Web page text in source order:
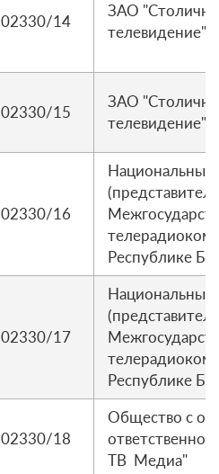
02330/14
ЗАО
телевидение"
02330/15
ЗАО
телевидение"
02330/16
Национальный
Республике
02330/17
Национальный
Республике
02330/18
Общество с
ТВ Медиа"